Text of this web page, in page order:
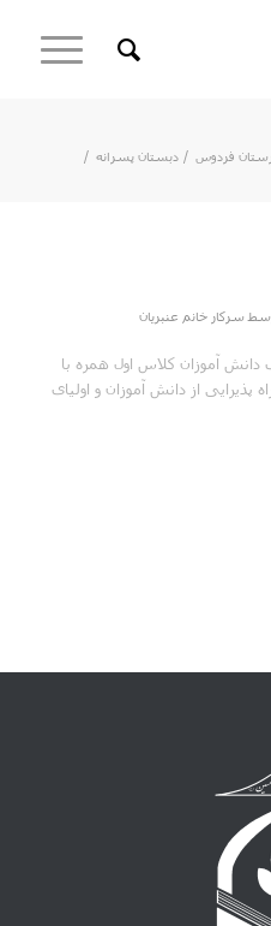
فردوس / دبستان پسرانه /
سرکار خانم عنبریان
آموزان کلاس اول همره با
از دانش آموزان و اولیای